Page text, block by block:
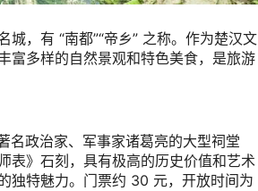
城，有 “南都”“帝乡” 之称。作为楚汉文
富多样的自然景观和特色美食，是旅游
名政治家、军事家诸葛亮的大型祠堂
表》石刻，具有极高的历史价值和艺术
独特魅力。门票约 30 元，开放时间为